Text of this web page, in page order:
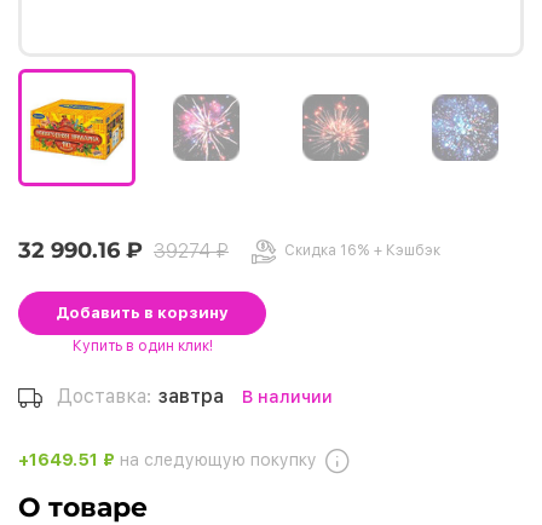
32 990.16 ₽ 39274 ₽ Скидка 16% + Кэшбэк
Добавить в корзину
Купить в один клик!
Доставка: завтра В наличии
+1649.51 ₽ на следующую покупку
О товаре